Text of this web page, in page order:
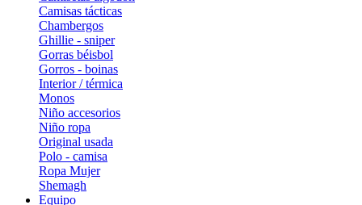
Camisas tácticas
Chambergos
Ghillie - sniper
Gorras béisbol
Gorros - boinas
Interior / térmica
Monos
Niño accesorios
Niño ropa
Original usada
Polo - camisa
Ropa Mujer
Shemagh
Equipo